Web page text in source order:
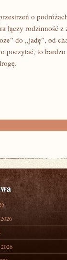
o
łączy rodzinność
do „jadę”, od
poczytać, to